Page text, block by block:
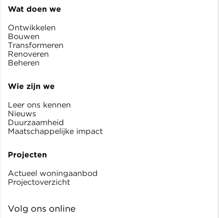
Wat doen we
Ontwikkelen
Bouwen
Transformeren
Renoveren
Beheren
Wie zijn we
Leer ons kennen
Nieuws
Duurzaamheid
Maatschappelijke impact
Projecten
Actueel woningaanbod
Projectoverzicht
Volg ons online